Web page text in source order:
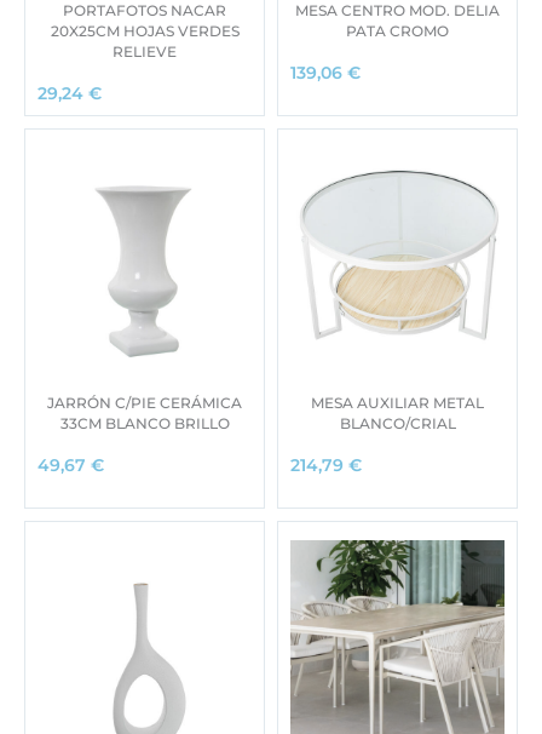
PORTAFOTOS NACAR
20X25CM HOJAS VERDES
RELIEVE
29,24 €
MESA CENTRO MOD. DELIA
PATA CROMO
139,06 €
JARRÓN C/PIE CERÁMICA
33CM BLANCO BRILLO
49,67 €
MESA AUXILIAR METAL
BLANCO/CRIAL
214,79 €